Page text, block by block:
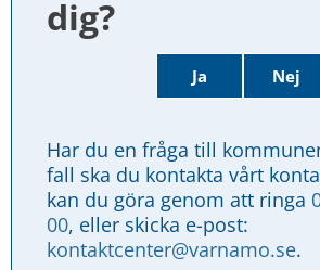
dig?
Ja Nej
Har du en fråga till
fall ska du kontakta vårt
kan du göra genom att ringa
00
kontaktcenter@varnamo.se.